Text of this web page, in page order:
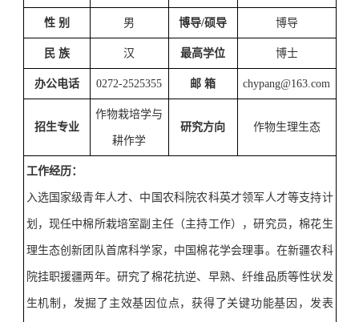
性 别 男 博导/硕导 博导
民 族 汉 最高学位 博士
办公电话 0272-2525355 邮 箱 chypang@163.com
招生专业
作物栽培学与
耕作学
研究方向 作物生理生态
工作经历：
入选国家级青年人才、 中国农科院农科英才领军人才等支持计
划 ，现任中棉所栽培室副主任 （主持工作） ，研究员，棉花生
理生态创新团队首席科学家， 中国棉花学会理事。 在新疆农科
院挂职援疆两年。研究了棉花抗逆、早熟、纤维品质等性状发
生机制，发掘了主效基因位点，获得了关键功能基因，发表